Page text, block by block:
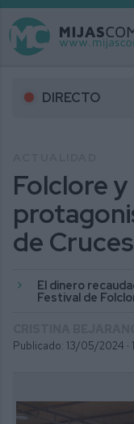
DIRECTO
Folclore
de
El dinero
Festival de
Publicado: 13/05/2024 ·